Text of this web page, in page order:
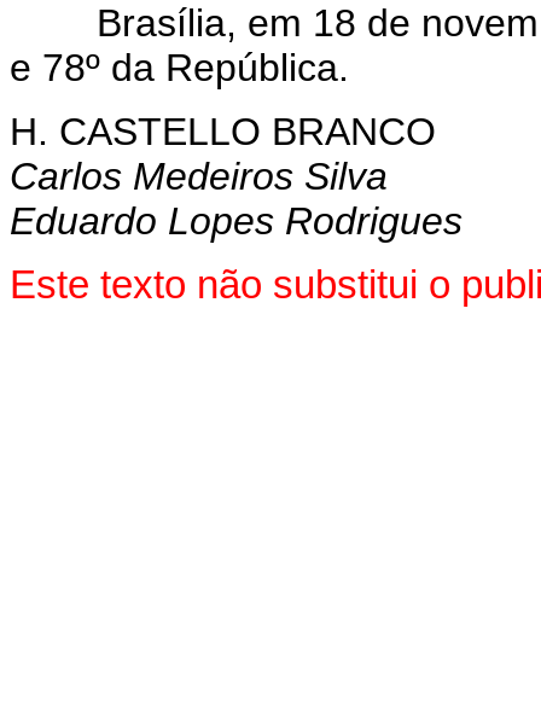
Brasília, em 18 de
e 78º da República.
H. CASTELLO BRANCO
Carlos Medeiros Silva
Eduardo Lopes Rodrigues
Este texto não substitui o